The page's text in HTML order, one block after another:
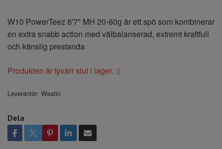
W10 PowerTeez 8'7" MH 20-60g är ett spö som kombinerar
en extra snabb action med välbalanserad, extremt kraftfull
och känslig prestanda
Produkten är tyvärr slut i lager. :(
Leverantör: Westin
Dela